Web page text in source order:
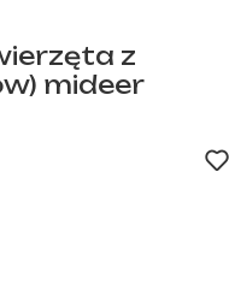
z
mideer